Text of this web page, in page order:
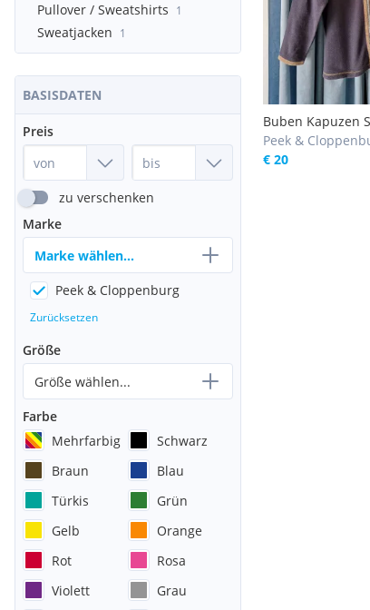
Pullover / Sweatshirts 1
Sweatjacken 1
BASISDATEN
Preis
zu verschenken
Marke
Marke wählen...
Peek & Cloppenburg
Zurücksetzen
Größe
Größe wählen...
Farbe
Mehrfarbig
Schwarz
Braun
Blau
Türkis
Grün
Gelb
Orange
Rot
Rosa
Violett
Grau
Buben Kapuzen
Jacke, Gr. 182/
Peek &
176
€ 20